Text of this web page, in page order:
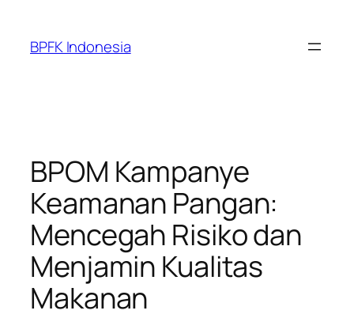
content
BPFK Indonesia
BPOM Kampanye
Keamanan Pangan:
Mencegah Risiko dan
Menjamin Kualitas
Makanan